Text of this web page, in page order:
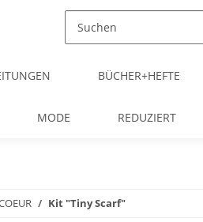
BÜCHER+HEFTE
MODE REDUZIERT
Kit "Tiny Scarf"